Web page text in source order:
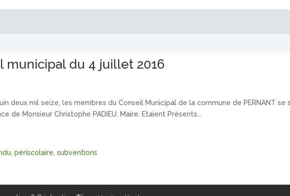
du 4 juillet 2016
deux mil seize, les membres du Conseil Municipal de la commune de PERNANT
de Monsieur Christophe PADIEU; Maire. Etaient Présents...
périscolaire subventions